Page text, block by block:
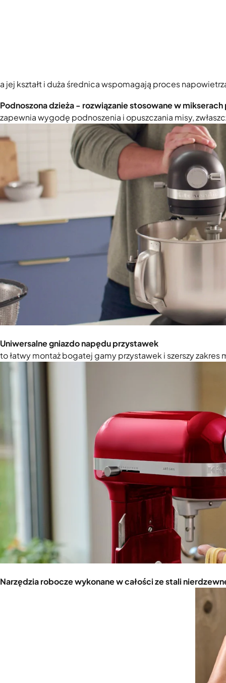
a jej kształt i duża średnica wspomagają proces
Podnoszona dzieża - rozwiązanie stosowane w
zapewnia wygodę podnoszenia i opuszczania misy,
Uniwersalne gniazdo napędu przystawek
to łatwy montaż bogatej gamy przystawek i szerszy
Narzędzia robocze wykonane w całości ze stali